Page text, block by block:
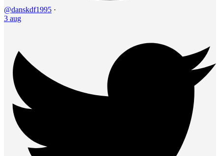
@danskdf1995 ·
3 aug